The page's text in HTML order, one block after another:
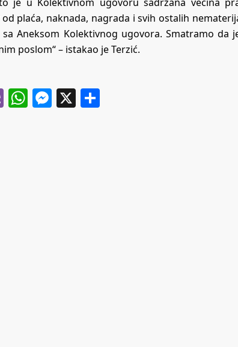
plaća, naknada, nagrada i svih ostalih
Aneksom Kolektivnog ugovora. Smatramo da
poslom“ – istakao je Terzić.
ViberWhatsApp
Messenger
X